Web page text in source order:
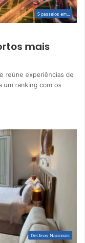
5 passeios em...
mais
reúne experiências de
um ranking com os
Destinos Nacionais